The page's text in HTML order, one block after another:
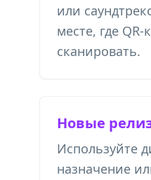
или
месте, где QR-
сканировать.
Новые
Используйте
назначение